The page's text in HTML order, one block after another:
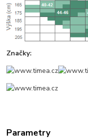
Značky:
Parametry